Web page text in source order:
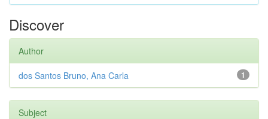
Discover
Author
1
dos Santos Bruno, Ana Carla
Subject